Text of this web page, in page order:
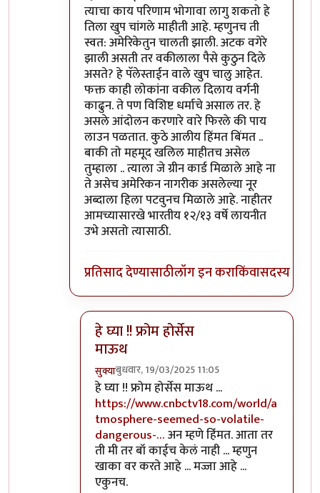
त्याचा काय परिणाम भोगावा लागु शकतो हे
तिला खुप चांगले माहीती आहे. म्हणुनच ती
स्वत: अमेरिकेतुन चालती झाली. अटक वगेरे
झाली असती तर वकीलाला पैसे कुठुन दिले
असते? हे पॅलेस्ताईन वाले खुप चालु आहेत.
फक्त काही लोकांना वकील दिलाय वर्गनी
काढुन. ते पण विशिष्ट धर्माचे असाल तर. हे
असले आंदोलन करणारे वारे फिरले की पाय
लाउन पळतात. कुठे आलीय हिंमत बिंमत ..
बाकी तो महमूद खलिल माहीतच असेल
तुम्हाला .. त्याला जे ग्रीन कार्ड मिळाले आहे ना
ते असेच अमेरिकन नागरीक असलेल्या नूर
अब्दाला हिला पटवुनच मिळाले आहे. नाहीतर
आमच्यासारखे भारतीय १२/१३ वर्षे लायनीत
उभे असतो त्यासाठी.
प्रतिसाद देण्यासाठीलॉग इन कराकिंवासदस्य व्हा
हे घ्या !! फ्रोम होर्सेस
माऊथ
सुक्याबुधवार, 19/03/2025 11:05
In reply toहिंम्मत?byसुक्या
हे घ्या !! फ्रोम होर्सेस माऊथ ...
https://www.cnbctv18.com/world/a
tmosphere-seemed-so-volatile-
dangerous-…अन म्हणे हिंंमत. आता तर
ती मी तर बॉ काईच केलं नाही ... म्हणुन
खाका वर करते आहे ... मज्जा आहे ...
एकुनच.